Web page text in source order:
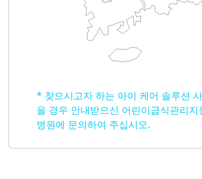
* 찾으시고자 하는 아이 케어 솔루션
을 경우 안내받으신 어린이급식관리
병원에 문의하여 주십시오.